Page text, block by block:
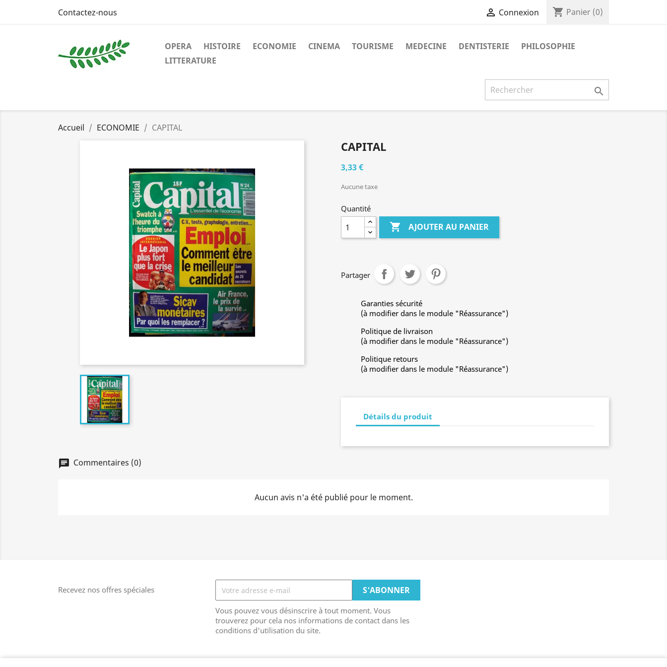
Contactez-nous  Connexion shopping_cart Panier (0)
OPERA HISTOIRE ECONOMIE CINEMA TOURISME MEDECINE DENTISTERIE
PHILOSOPHIE
LITTERATURE

Accueil ECONOMIE CAPITAL
CAPITAL
3,33 €
Aucune taxe
Quantité
 AJOUTER AU PANIER
Partager
Garanties sécurité
(à modifier dans le module "Réassurance")
Politique de livraison
(à modifier dans le module "Réassurance")
Politique retours
(à modifier dans le module "Réassurance")
Détails du produit
chat Commentaires (0)
Aucun avis n'a été publié pour le moment.
Recevez nos offres spéciales
Vous pouvez vous désinscrire à tout moment. Vous
trouverez pour cela nos informations de contact dans les
conditions d'utilisation du site.